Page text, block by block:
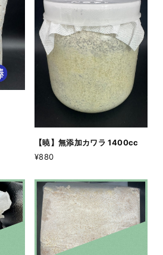
【暁】無添加カワラ 1400cc
¥880